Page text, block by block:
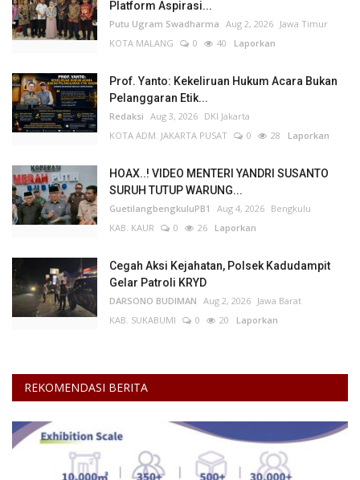
Platform Aspirasi...
Putu Ugram Swadharma Aug 2, 2026 Jawa Timur
KOTA MALANG
0 40 Laporkan
Prof. Yanto: Kekeliruan Hukum Acara Bukan
Pelanggaran Etik...
Redaksi Aug 3, 2026 DKI Jakarta
KOTA ADM. JAKARTA PUSAT
0 28 Laporkan
HOAX..! VIDEO MENTERI YANDRI SUSANTO
SURUH TUTUP WARUNG...
GuetilangbengkuluPB1 Aug 4, 2026 Bengkulu
KAB. KAUR
0 26 Laporkan
Cegah Aksi Kejahatan, Polsek Kadudampit
Gelar Patroli KRYD
DARSONO BUDIMAN Aug 2, 2026 Jawa Barat
KAB. SUKABUMI
0 20 Laporkan
REKOMENDASI BERITA